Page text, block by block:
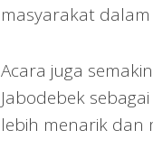
masyarakat
Acara juga
Jabodebek
lebih menarik dan